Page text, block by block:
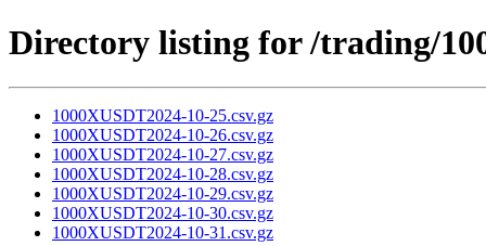
Directory listing for /trading/
1000XUSDT2024-10-25.csv.gz
1000XUSDT2024-10-26.csv.gz
1000XUSDT2024-10-27.csv.gz
1000XUSDT2024-10-28.csv.gz
1000XUSDT2024-10-29.csv.gz
1000XUSDT2024-10-30.csv.gz
1000XUSDT2024-10-31.csv.gz